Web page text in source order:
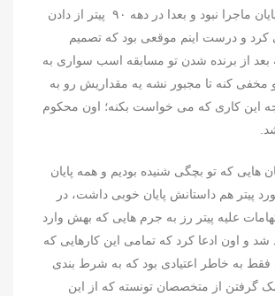
اخراج اون از تیم پایان ماجرا نبود و بعدا در دهه ۹۰ پیتر از دادن
کرد و درست اینم موقعی بود که تصمیم
از برنده شدن تو مسابقه اسب سواری به
مخفی کنه تا مجبور نشه یه مقداریش رو به
این کاری که می خواست بکنه؛ اون محکوم
هایی که تو بچگی شنیده بودیم و همه پایان
پیتر هم داستانش پایان خوبی داشت، در
تمام اتهامات علیه پیتر رز به جرم هایی که بهش وارد
و اون ادعا کرد که تمامی این کارهایی که
فقط به خاطر اعتیادی بود که به شرط بندی
گرفتن از متخصصان تونسته که از این